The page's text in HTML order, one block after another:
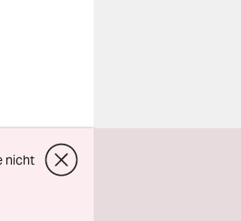
nicht